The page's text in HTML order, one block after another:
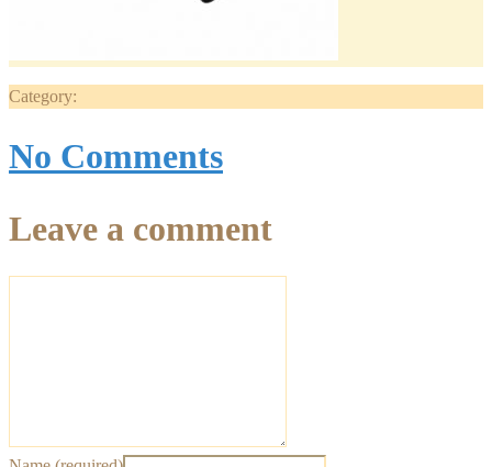
Category:
No Comments
Leave a comment